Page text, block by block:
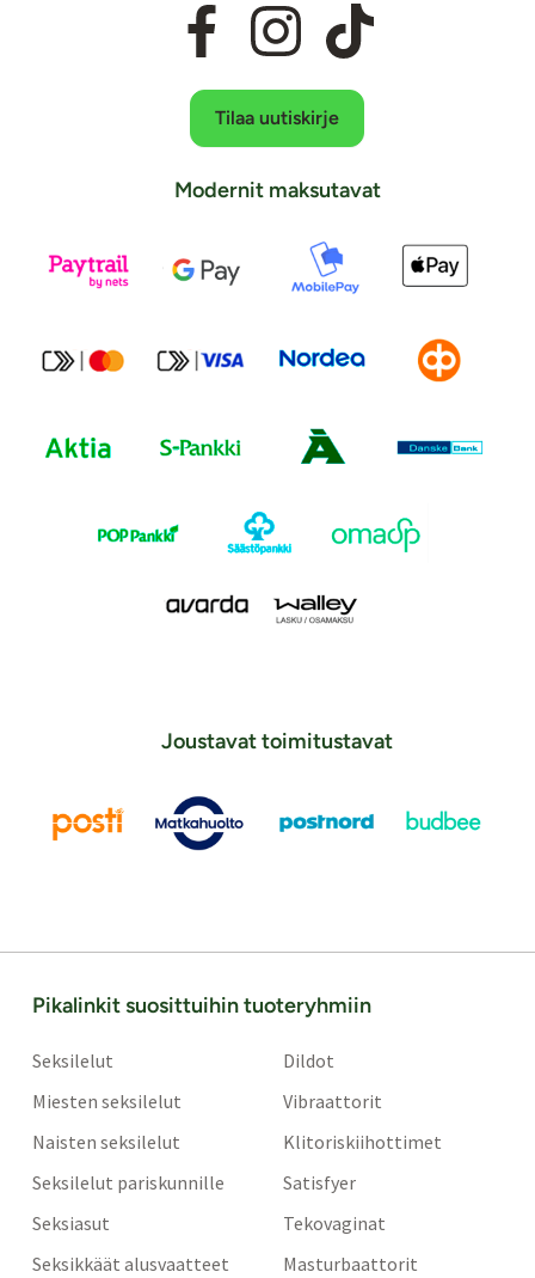
Tilaa uutiskirje
Modernit maksutavat
Joustavat toimitustavat
Pikalinkit suosittuihin tuoteryhmiin
Seksilelut
Miesten seksilelut
Naisten seksilelut
Seksilelut pariskunnille
Seksiasut
Seksikkäät alusvaatteet
Dildot
Vibraattorit
Klitoriskiihottimet
Satisfyer
Tekovaginat
Masturbaattorit